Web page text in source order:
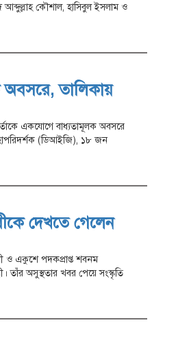
আব্দুল্লাহ কৌশাল, হাসিবুল ইসলাম ও
অবসরে, তালিকায়
একযোগে বাধ্যতামূলক অবসরে
(ডিআইজি), ১৮ জন
দেখতে গেলেন
ও একুশে পদকপ্রাপ্ত শবনম
তাঁর অসুস্থতার খবর পেয়ে সংস্কৃতি